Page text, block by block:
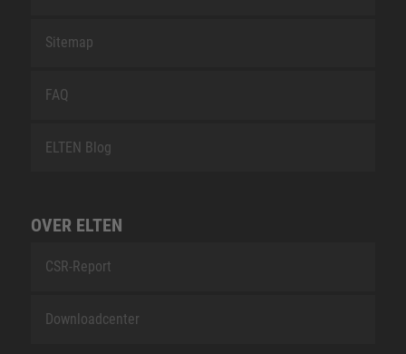
Sitemap
FAQ
ELTEN Blog
OVER ELTEN
CSR-Report
Downloadcenter